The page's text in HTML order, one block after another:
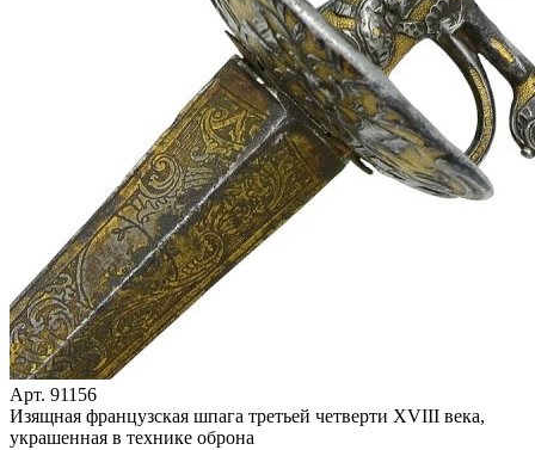
Арт. 91156
Изящная французская шпага третьей четверти XVIII века,
украшенная в технике оброна